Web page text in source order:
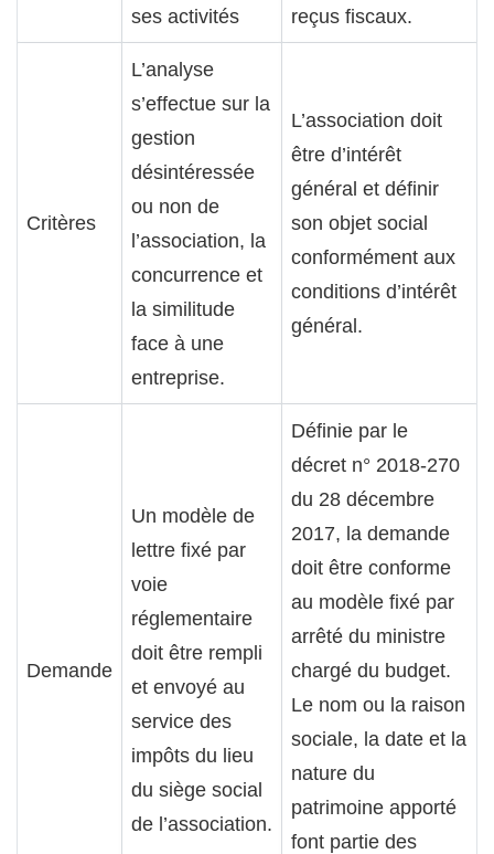
ses activités reçus fiscaux.
Critères
L’analyse
s’effectue sur la
gestion
désintéressée
ou non de
l’association, la
concurrence et
la similitude
face à une
entreprise.
L’association doit
être d’intérêt
général et définir
son objet social
conformément aux
conditions d’intérêt
général.
Demande
Un modèle de
lettre fixé par
voie
réglementaire
doit être rempli
et envoyé au
service des
impôts du lieu
du siège social
de l’association.
Définie par le
décret n° 2018-270
du 28 décembre
2017, la demande
doit être conforme
au modèle fixé par
arrêté du ministre
chargé du budget.
Le nom ou la raison
sociale, la date et la
nature du
patrimoine apporté
font partie des